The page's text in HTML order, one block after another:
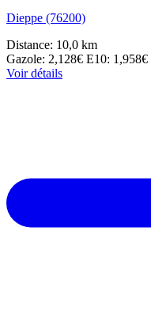
Dieppe (76200)
Distance: 10,0 km
Gazole: 2,128€ E10: 1,958€
Voir détails